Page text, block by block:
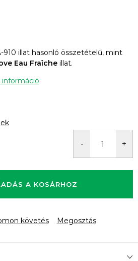
910 illat hasonló összetételű, mint
Eau Fraîche illat.
információ
A KOSÁRHOZ
követés Megosztás